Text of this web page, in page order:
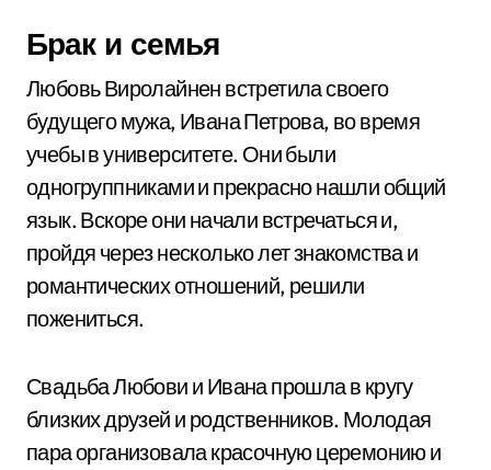
Брак и семья
Любовь Виролайнен встретила своего
будущего мужа, Ивана Петрова, во время
учебы в университете. Они были
одногруппниками и прекрасно нашли общий
язык. Вскоре они начали встречаться и,
пройдя через несколько лет знакомства и
романтических отношений, решили
пожениться.
Свадьба Любови и Ивана прошла в кругу
близких друзей и родственников. Молодая
пара организовала красочную церемонию и